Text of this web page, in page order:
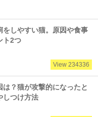
をしやすい猫。原因や食事
ト2つ
View 234336
は？猫が攻撃的になったと
しつけ方法